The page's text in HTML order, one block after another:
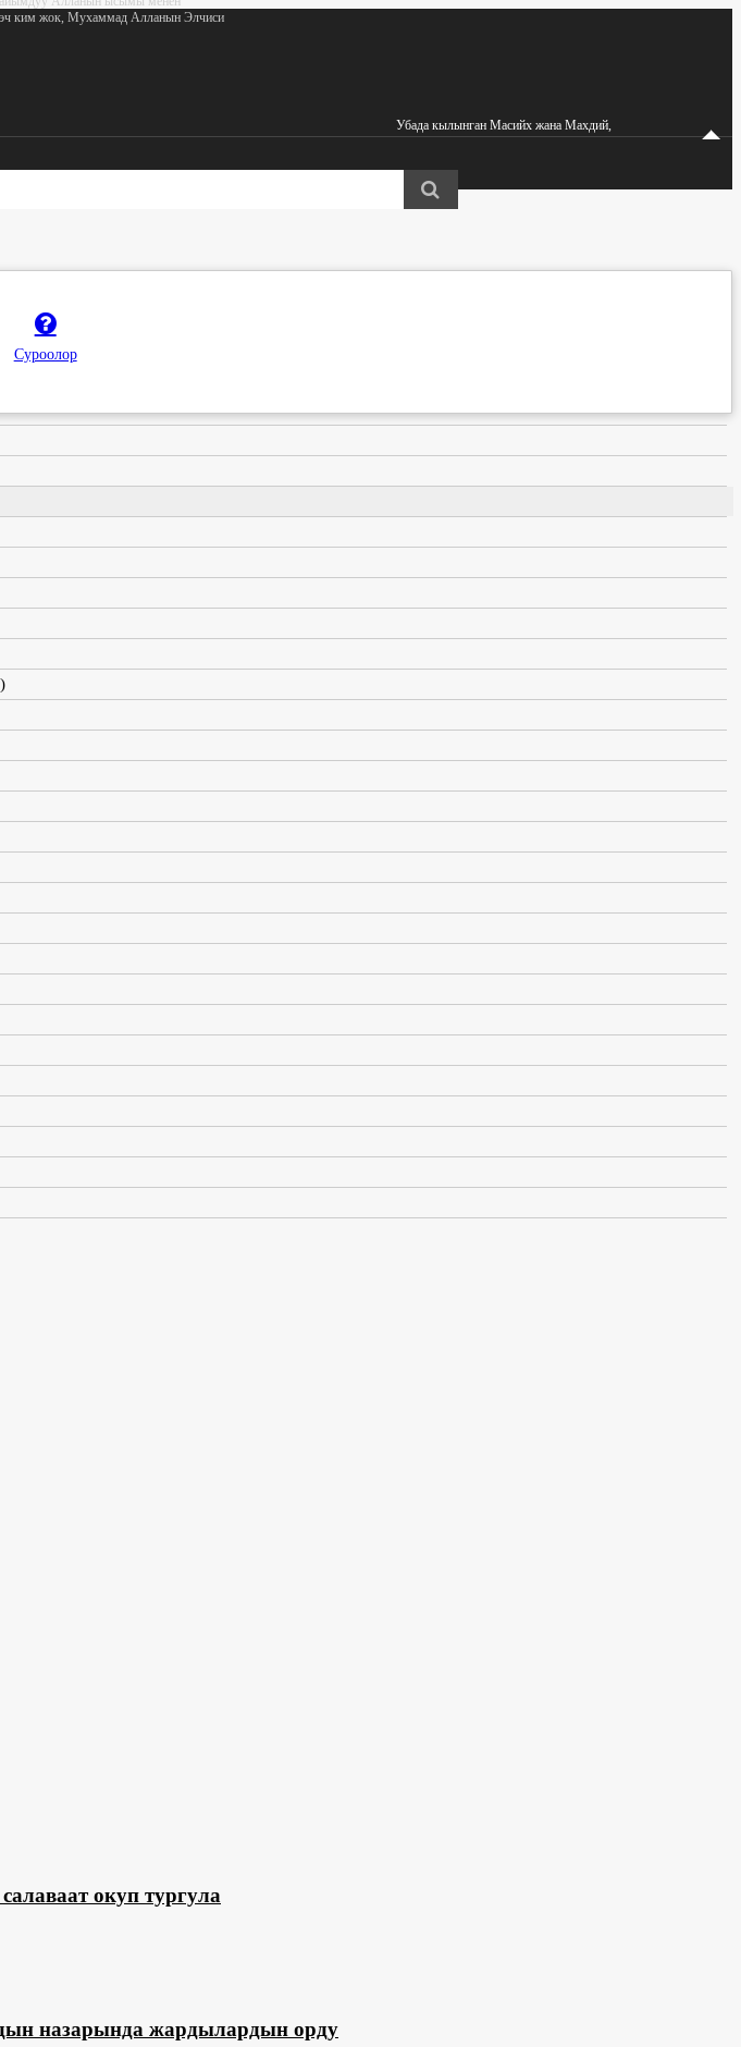
ким жок, Мухаммад Алланын Элчиси
Убада кылынган Масийх жана Махдий,
Азирети Мырза Гулам Ахмад (ас)га ишенүүчү мусулмандар
Суроолор
окуп тургула
назарында жардылардын орду